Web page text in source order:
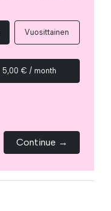
Vuosittainen
5,00 € / month
Continue →